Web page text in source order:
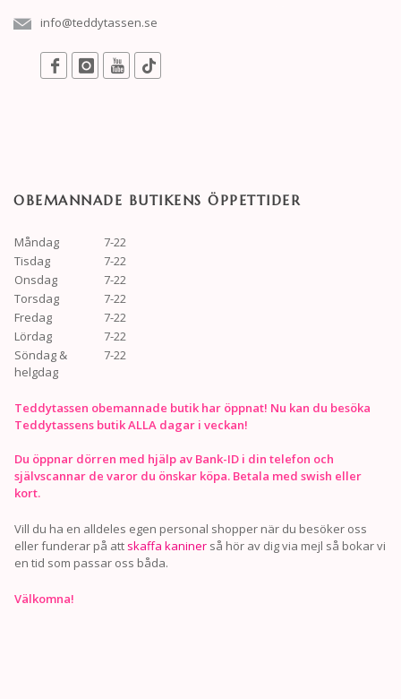
info@teddytassen.se
OBEMANNADE BUTIKENS ÖPPETTIDER
Måndag
7-22
Tisdag
7-22
Onsdag
7-22
Torsdag
7-22
Fredag
7-22
Lördag
7-22
Söndag &
helgdag
7-22
Teddytassen obemannade butik har öppnat! Nu kan du besöka
Teddytassens butik ALLA dagar i veckan!
Du öppnar dörren med hjälp av Bank-ID i din telefon och
självscannar de varor du önskar köpa. Betala med swish eller
kort.
Vill du ha en alldeles egen personal shopper när du besöker oss
eller funderar på att skaffa kaniner så hör av dig via mejl så bokar vi
en tid som passar oss båda.
Välkomna!